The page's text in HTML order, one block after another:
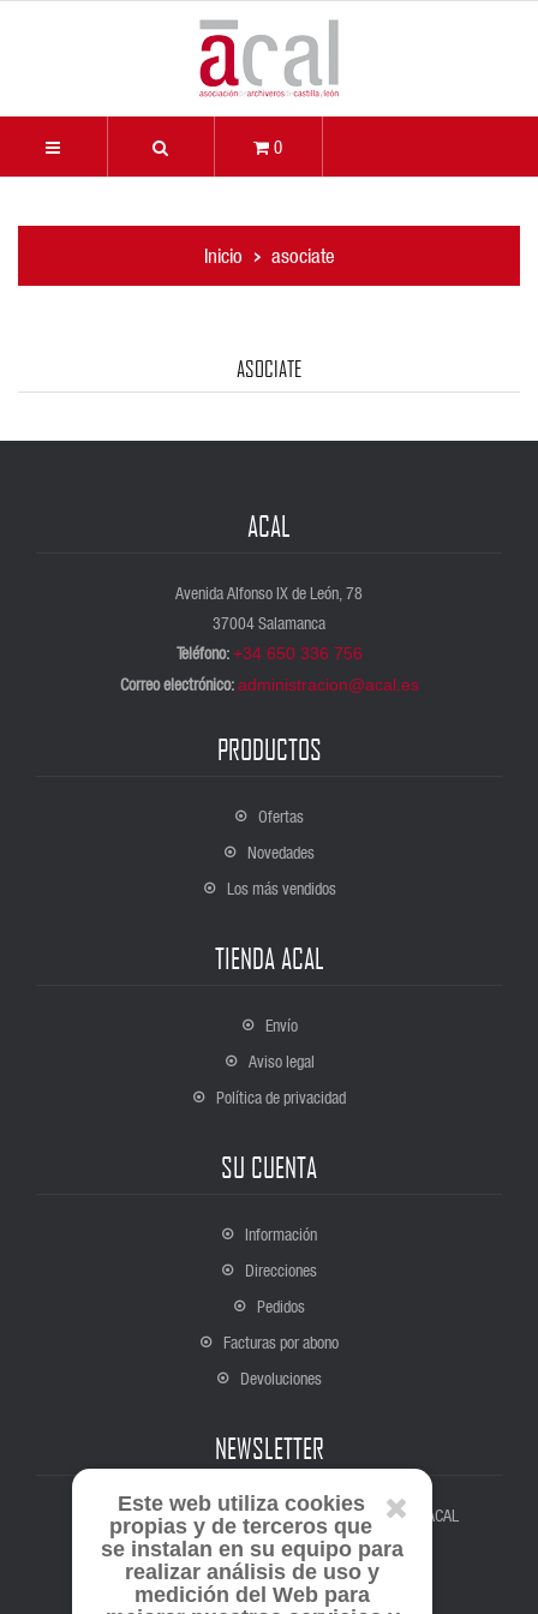
0
Inicio asociate
ASOCIATE
ACAL
Avenida Alfonso IX de León, 78
37004 Salamanca
Teléfono: +34 650 336 756
Correo electrónico: administracion@acal.es
PRODUCTOS
Ofertas
Novedades
Los más vendidos
TIENDA ACAL
Envío
Aviso legal
Política de privacidad
SU CUENTA
Información
Direcciones
Pedidos
Facturas por abono
Devoluciones
NEWSLETTER
Suscríbete para estar al tanto de todas las novedades de ACAL
Este web utiliza cookies
propias y de terceros que
se instalan en su equipo para
realizar análisis de uso y
medición del Web para